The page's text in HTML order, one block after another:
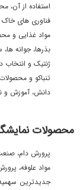
استفاده از آن،
فناوری های خاک closed
مواد غذایی و
بذرها، جوانه
ژنتیک و انتخاب
تنباکو و
دانش، آموزش و
محصولات نمایشگاه
پرورش دام،
مواد علوفه،
جدیدترین